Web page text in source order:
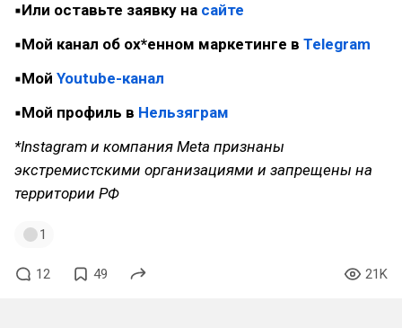
▪️Или оставьте заявку на сайте
▪️Мой канал об ох*енном маркетинге в Telegram
▪️Мой Youtube-канал
▪️Мой профиль в Нельзяграм
*Instagram и компания Meta признаны
экстремистскими организациями и запрещены на
территории РФ
1
12 49 21K